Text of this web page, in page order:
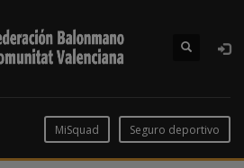
MiSquad Seguro deportivo